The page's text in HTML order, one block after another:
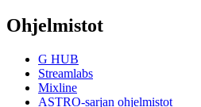
Ohjelmistot
G HUB
Streamlabs
Mixline
ASTRO-sarjan ohjelmistot